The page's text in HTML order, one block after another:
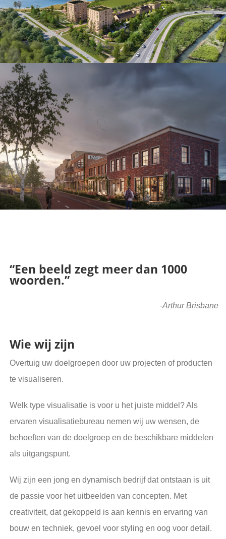
Binnenstedelijke ontwikkeling
“Een beeld zegt meer dan 1000
woorden.”
-Arthur Brisbane
Wie wij zijn
Overtuig uw doelgroepen door uw projecten of producten
te visualiseren.
Welk type visualisatie is voor u het juiste middel? Als
ervaren visualisatiebureau nemen wij uw wensen, de
behoeften van de doelgroep en de beschikbare middelen
als uitgangspunt.
Wij zijn een jong en dynamisch bedrijf dat ontstaan is uit
de passie voor het uitbeelden van concepten. Met
creativiteit, dat gekoppeld is aan kennis en ervaring van
bouw en techniek, gevoel voor styling en oog voor detail.